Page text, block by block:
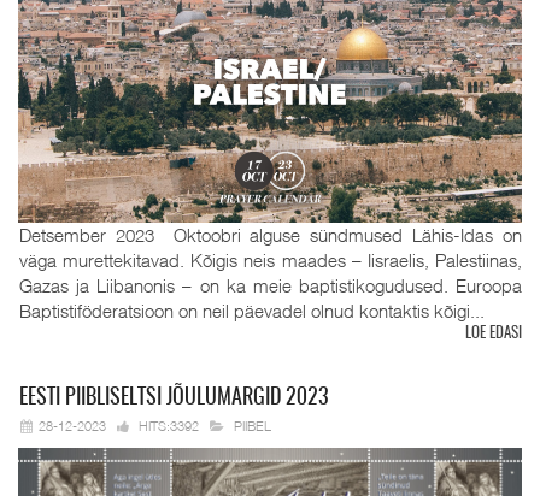
Detsember 2023 Oktoobri alguse sündmused Lähis-Idas on
väga murettekitavad. Kõigis neis maades – Iisraelis, Palestiinas,
Gazas ja Liibanonis – on ka meie baptistikogudused. Euroopa
Baptistiföderatsioon on neil päevadel olnud kontaktis kõigi...
LOE EDASI
EESTI PIIBLISELTSI JÕULUMARGID 2023
28-12-2023 HITS:3392 PIIBEL